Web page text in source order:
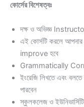
কোর্সের বিশেষত্বঃ
দক্ষ ও অভিজ্ঞ
এই কোর্সটি করলে
improve হবে
Grammatically
ইংরেজি লিখতে এবং
পারবেন
স্কুলকলেজ ও